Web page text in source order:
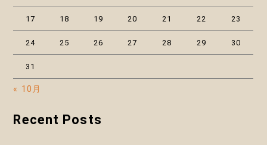
17 18 19 20 21 22 23
24 25 26 27 28 29 30
31
« 10月
Recent Posts